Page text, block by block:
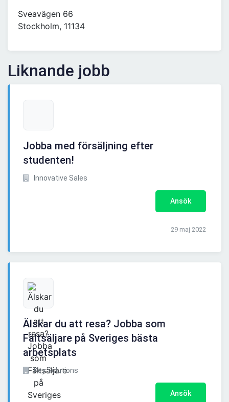
Sveavägen 66
Stockholm, 11134
Liknande jobb
Jobba med försäljning efter
studenten!
Innovative Sales
Ansök
29 maj 2022
Älskar du att resa? Jobba som
Fältsäljare på Sveriges bästa
arbetsplats
Key Solutions
Ansök